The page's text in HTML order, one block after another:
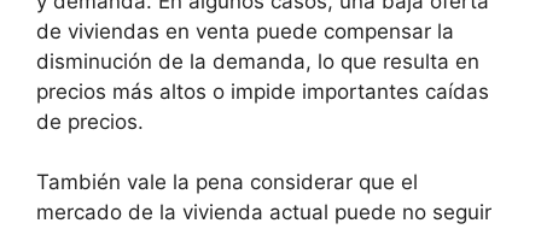
de viviendas en venta puede compensar la
disminución de la demanda, lo que resulta en
precios más altos o impide importantes caídas
de precios.
También vale la pena considerar que el
mercado de la vivienda actual puede no seguir